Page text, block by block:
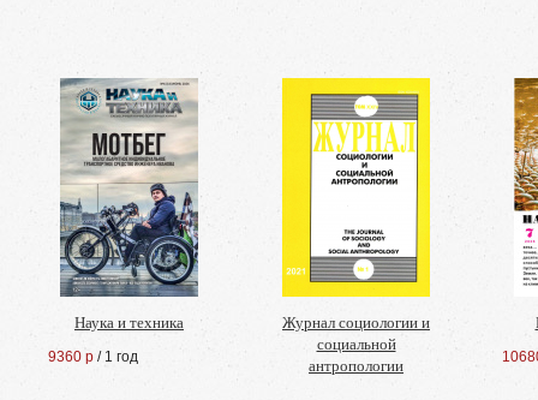
Наука и техника
9360 р / 1 год
Журнал социологии и
социальной
антропологии